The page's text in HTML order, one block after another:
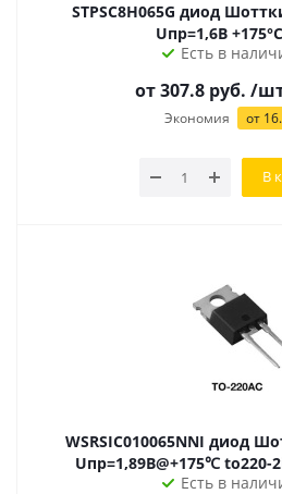
STPSC8H065G диод Шоттки SiC: 600В/8А/0нс
Есть в
от 307.8 руб. /
Экономия от
В
WSRSIC010065NNI диод Шоттки SiC: 650В/10А
Есть в